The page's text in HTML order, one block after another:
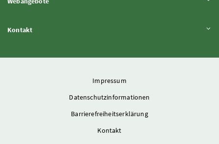
KontaktInhalt aufklappen
Impressum
Datenschutzinformationen
Barrierefreiheitserklärung
Kontakt